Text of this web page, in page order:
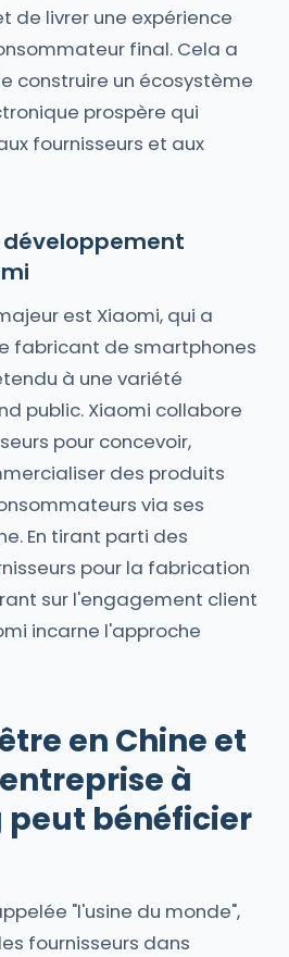
de livrer une expérience
final. Cela a
construire un écosystème
prospère qui
fournisseurs et aux
est Xiaomi, qui a
fabricant de smartphones
à une variété
public. Xiaomi collabore
pour concevoir,
des produits
via ses
En tirant parti des
pour la fabrication
sur l'engagement client
incarne l'approche
en Chine et
à
peut bénéficier
"l'usine du monde",
fournisseurs dans